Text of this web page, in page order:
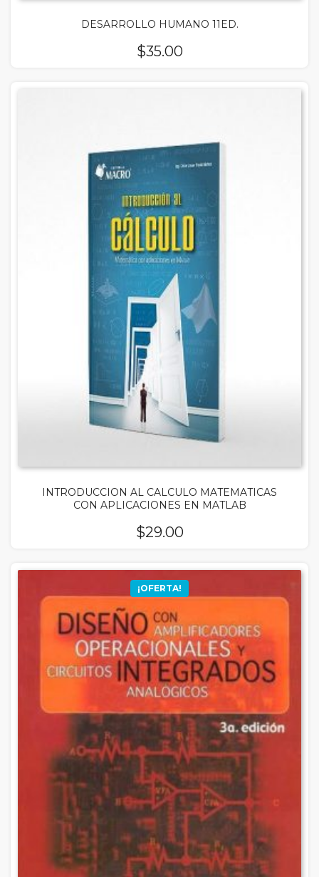
DESARROLLO HUMANO 11ED.
$35.00
INTRODUCCION AL CALCULO MATEMATICAS
CON APLICACIONES EN MATLAB
$29.00
¡OFERTA!